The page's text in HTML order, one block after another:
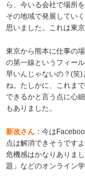
ら、今いる会社で場所
その地域で発展してい
思いました。これは東
東京から熊本に仕事の
の第一線というフィー
早いんじゃないの？(笑
ね。たしかに、これま
できるかと言う点に心
もありました。
新改さん ：今は
点は解消できそうです
危機感はかなりありま
題」などのオンライン